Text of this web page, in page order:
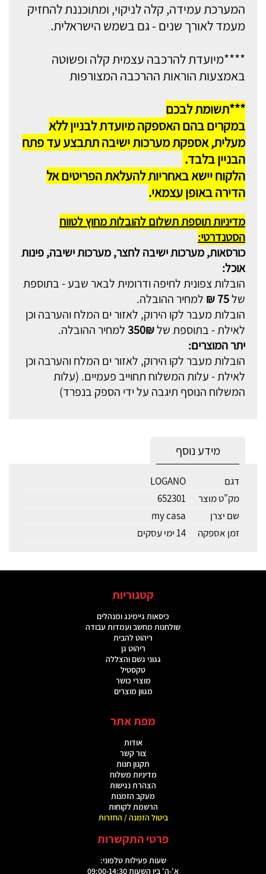
המערכת עמידה, קלה לניקוי, ומתוכננת להחזיק
מעמד לאורך שנים - גם בשמש הישראלית.
****מיועדת להרכבה עצמית קלה ופשוטה
באמצעות הוראות ההרכבה המצורפות
***תשומת לבכם
במקרים בהם האספקה מיועדת לבניין ללא
מעלית, אספקת מערכות ישיבה תתבצע עד פתח
הבניין בלבד.
הלקוח יישא באחריות להעלאת הפריטים אל
הדירה באופן עצמאי.
מדיניות תוספת תשלום להובלות מחוץ לטווח
הסטנדרטי:
כורסאות, מערכות ישיבה לחצר, מערכות ישיבה, פינות
אוכל:
הובלות צפונית לחיפה ודרומית לבאר שבע - בתוספת
של75 ₪
למחיר ההובלה.
הובלות מעבר לקו הירוק, לאזור ים המלח והערבה וכן
לאילת - בתוספת של350₪למחיר ההובלה.
יתר המוצרים:
הובלות מעבר לקו הירוק, לאזור ים המלח והערבה וכן
לאילת - עלות המשלוח תחוייב פעמיים. (עלות
המשלוח הנוסף תיגבה על ידי הספק בנפרד)
מידע נוסף
דגם
LOGANO
מק"ט מוצר
652301
שם יצרן
my casa
זמן אספקה
14 ימי עסקים
קטגוריות
כיסאות גיימינג ומנהלים
שולחנות מחשב ועמדות עבודה
ריהוט להבית
ריהוט גן
גגוני גשם והצללה
טקסטיל
מוצרי כושר
מגוון מוצרים
מפת אתר
אודות
צור קשר
תקנון חנות
מדיניות משלוח
הצהרת נגישות
מעקב הזמנות
הרשמת לקוחות
ביטול הזמנה / החזרות
פרטי התקשרות
שעות פעילות טלפוני:
א'-ה' בין השעות 09:00-14:30